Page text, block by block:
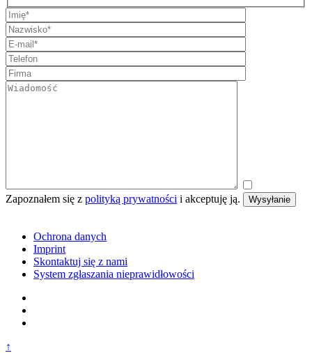
Zapoznałem się z polityką prywatności i akceptuję ją. Wysyłanie
Ochrona danych
Imprint
Skontaktuj się z nami
System zgłaszania nieprawidłowości
↑